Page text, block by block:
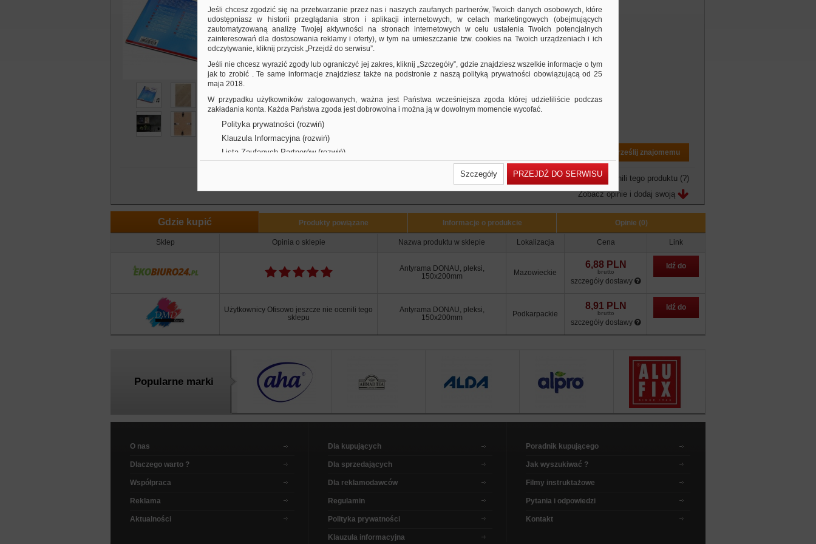
możliwość wieszania w pionie i poziomie, odporna na wyginanie
pakowana pojedynczo w karton ochronny, pleksi zabezpieczona z obu stron
folią ochronną
krawędzie płyty HDF malowane na biało
posiada 4 klipsy
rozmiar: 150x200mm
Prześlij znajomemu
Użytkownicy Ofisowo jeszcze nie ocenili tego produktu (?)
Zobacz opinie i dodaj swoją
Gdzie kupić Produkty powiązane Informacje o produkcie Opinie (0)
Sklep Opinia o sklepie Nazwa produktu w sklepie Lokalizacja Cena Link
Antyrama DONAU, pleksi,
150x200mm
Mazowieckie
6,88 PLN
brutto
szczegóły dostawy
Idź do
Użytkownicy Ofisowo jeszcze nie ocenili tego
sklepu
Antyrama DONAU, pleksi,
150x200mm
Podkarpackie
8,91 PLN
brutto
szczegóły dostawy
Idź do
Popularne marki
O nas
Dlaczego warto ?
Współpraca
Reklama
Aktualności
Dla kupujących
Dla sprzedających
Dla reklamodawców
Regulamin
Polityka prywatności
Klauzula informacyjna
Poradnik kupującego
Jak wyszukiwać ?
Filmy instruktażowe
Pytania i odpowiedzi
Kontakt
Jeśli chcesz zgodzić się na przetwarzanie przez nas i naszych zaufanych partnerów, Twoich danych osobowych, które
udostępniasz w historii przeglądania stron i aplikacji internetowych, w celach marketingowych (obejmujących
zautomatyzowaną analizę Twojej aktywności na stronach internetowych w celu ustalenia Twoich potencjalnych
zainteresowań dla dostosowania reklamy i oferty), w tym na umieszczanie tzw. cookies na Twoich urządzeniach i ich
odczytywanie, kliknij przycisk „Przejdź do serwisu”.
Jeśli nie chcesz wyrazić zgody lub ograniczyć jej zakres, kliknij „Szczegóły”, gdzie znajdziesz wszelkie informacje o tym
jak to zrobić . Te same informacje znajdziesz także na podstronie z naszą polityką prywatności obowiązującą od 25
maja 2018.
W przypadku użytkowników zalogowanych, ważna jest Państwa wcześniejsza zgoda której udzieliliście podczas
zakładania konta. Każda Państwa zgoda jest dobrowolna i można ją w dowolnym momencie wycofać.
Polityka prywatności (rozwiń)
Klauzula Informacyjna (rozwiń)
Lista Zaufanych Partnerów (rozwiń)
Szczegóły PRZEJDŹ DO SERWISU